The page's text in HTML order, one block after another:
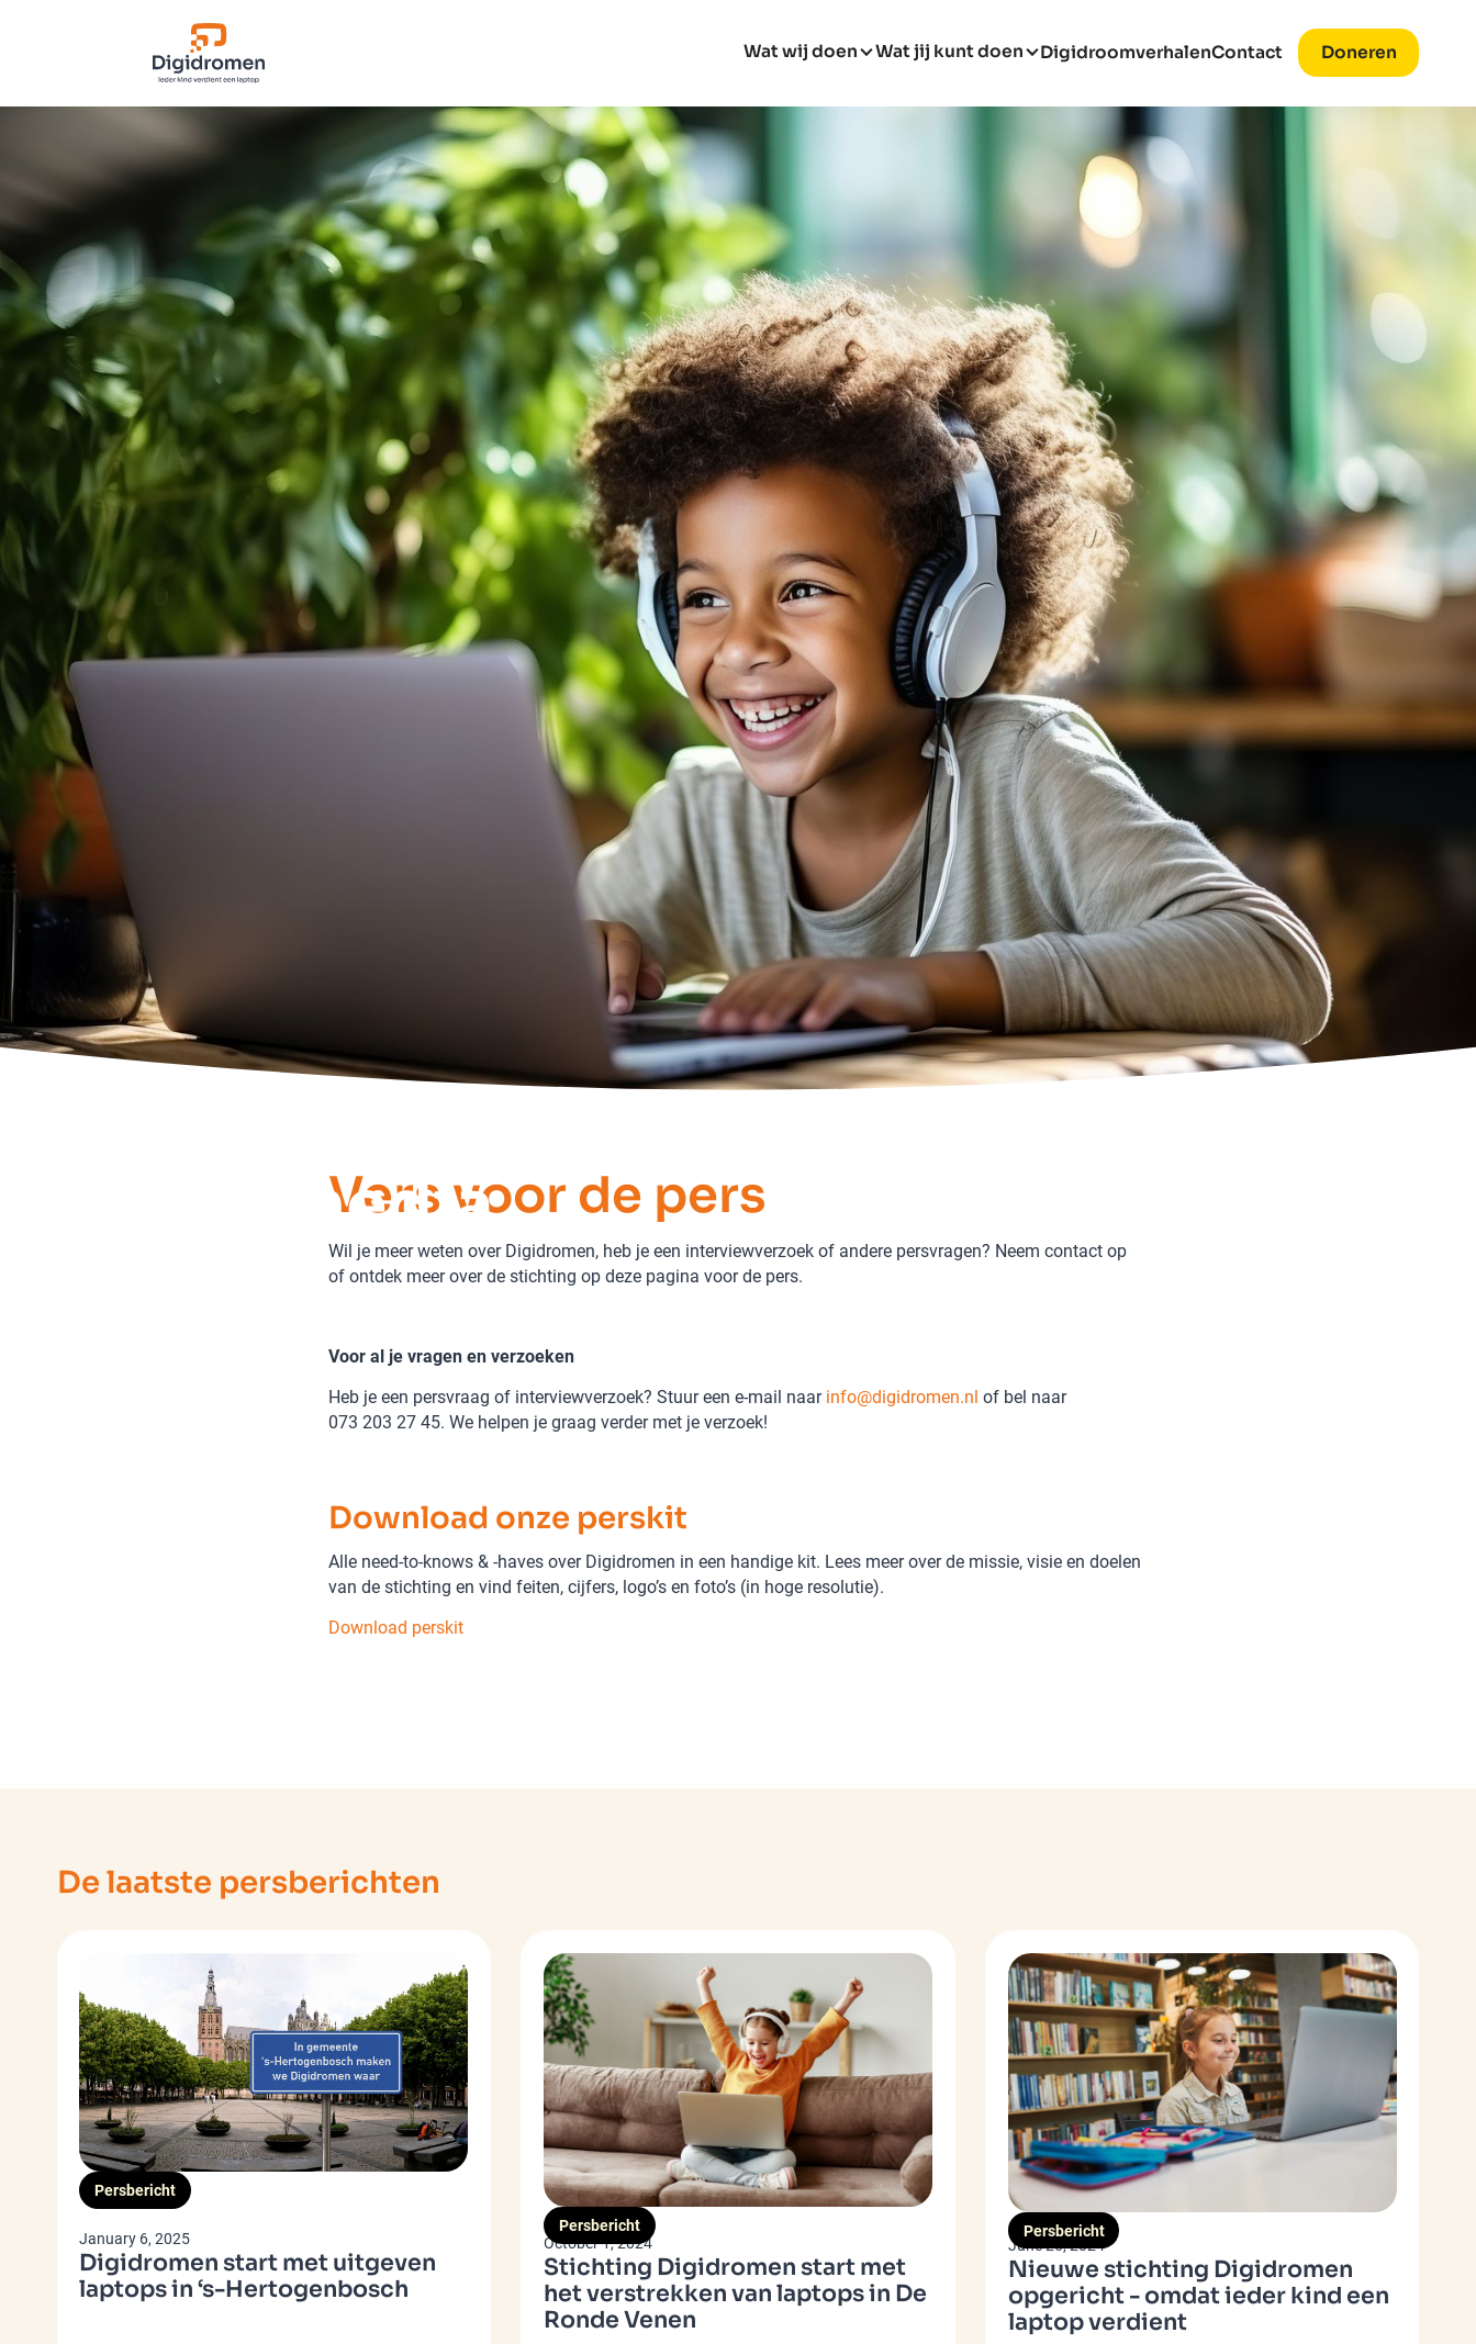
Wat wij doen Wat jij kunt doen DigidroomverhalenContact Doneren
Pers & mediaVers voor de pers
Wil je meer weten over Digidromen, heb je een interviewverzoek of andere persvragen? Neem contact op
of ontdek meer over de stichting op deze pagina voor de pers.
Voor al je vragen en verzoeken
Heb je een persvraag of interviewverzoek? Stuur een e-mail naar info@digidromen.nl of bel naar
073 203 27 45. We helpen je graag verder met je verzoek!
Download onze perskit
Alle need-to-knows & -haves over Digidromen in een handige kit. Lees meer over de missie, visie en doelen
van de stichting en vind feiten, cijfers, logo’s en foto’s (in hoge resolutie).
Download perskit
De laatste persberichten
Persbericht
Digidromen start met uitgeven
laptops in ‘s-Hertogenbosch
January 6, 2025
Persbericht
Stichting Digidromen start met
het verstrekken van laptops in De
Ronde Venen
October 1, 2024
Persbericht
Nieuwe stichting Digidromen
opgericht - omdat ieder kind een
laptop verdient
June 26, 2024